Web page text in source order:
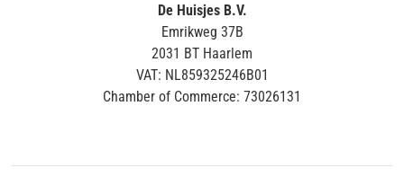
De Huisjes B.V.
Emrikweg 37B
2031 BT Haarlem
VAT: NL859325246B01
Chamber of Commerce: 73026131